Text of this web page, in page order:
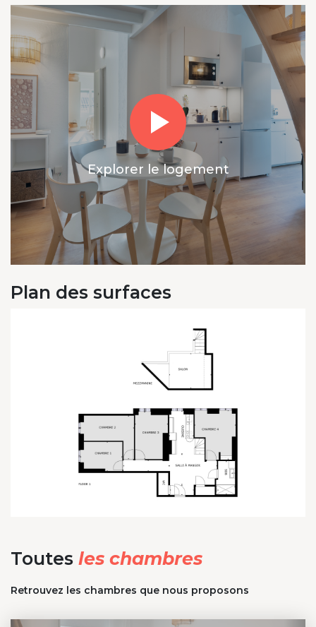
Explorer le logement
Plan des surfaces
Toutes les chambres
Retrouvez les chambres que nous proposons